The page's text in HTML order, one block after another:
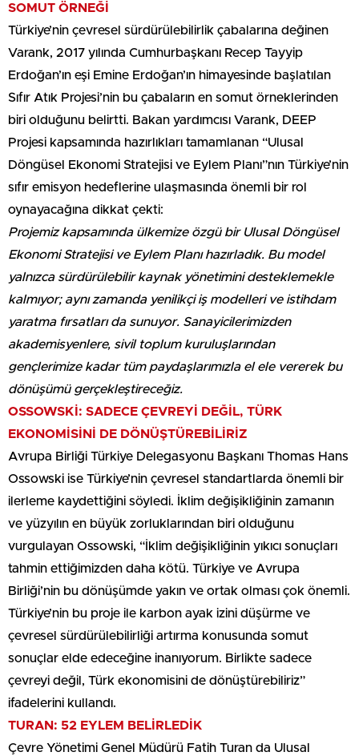
SOMUT ÖRNEĞİ
Türkiye’nin çevresel sürdürülebilirlik çabalarına değinen
Varank, 2017 yılında Cumhurbaşkanı Recep Tayyip
Erdoğan’ın eşi Emine Erdoğan’ın himayesinde başlatılan
Sıfır Atık Projesi’nin bu çabaların en somut örneklerinden
biri olduğunu belirtti. Bakan yardımcısı Varank, DEEP
Projesi kapsamında hazırlıkları tamamlanan “Ulusal
Döngüsel Ekonomi Stratejisi ve Eylem Planı”nın Türkiye’nin
sıfır emisyon hedeflerine ulaşmasında önemli bir rol
oynayacağına dikkat çekti:
Projemiz kapsamında ülkemize özgü bir Ulusal Döngüsel
Ekonomi Stratejisi ve Eylem Planı hazırladık. Bu model
yalnızca sürdürülebilir kaynak yönetimini desteklemekle
kalmıyor; aynı zamanda yenilikçi iş modelleri ve istihdam
yaratma fırsatları da sunuyor. Sanayicilerimizden
akademisyenlere, sivil toplum kuruluşlarından
gençlerimize kadar tüm paydaşlarımızla el ele vererek bu
dönüşümü gerçekleştireceğiz.
OSSOWSKİ: SADECE ÇEVREYİ DEĞİL, TÜRK
EKONOMİSİNİ DE DÖNÜŞTÜREBİLİRİZ
Avrupa Birliği Türkiye Delegasyonu Başkanı Thomas Hans
Ossowski ise Türkiye’nin çevresel standartlarda önemli bir
ilerleme kaydettiğini söyledi. İklim değişikliğinin zamanın
ve yüzyılın en büyük zorluklarından biri olduğunu
vurgulayan Ossowski, “İklim değişikliğinin yıkıcı sonuçları
tahmin ettiğimizden daha kötü. Türkiye ve Avrupa
Birliği’nin bu dönüşümde yakın ve ortak olması çok önemli.
Türkiye’nin bu proje ile karbon ayak izini düşürme ve
çevresel sürdürülebilirliği artırma konusunda somut
sonuçlar elde edeceğine inanıyorum. Birlikte sadece
çevreyi değil, Türk ekonomisini de dönüştürebiliriz”
ifadelerini kullandı.
TURAN: 52 EYLEM BELİRLEDİK
Çevre Yönetimi Genel Müdürü Fatih Turan da Ulusal